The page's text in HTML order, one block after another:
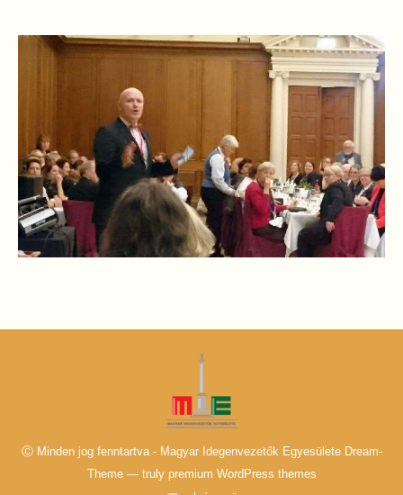
Ⓒ Minden jog fenntartva - Magyar Idegenvezetők Egyesülete Dream-
Theme — truly premium WordPress themes